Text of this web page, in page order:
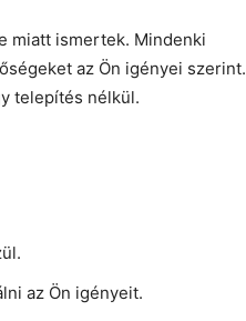
miatt ismertek. Mindenki
az Ön igényei szerint.
telepítés nélkül.
az Ön igényeit.